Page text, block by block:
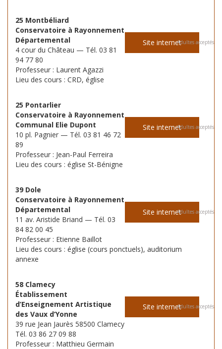
Site internet
25 Montbéliard
Conservatoire à Rayonnement
Départemental
4 cour du Château — Tél. 03 81
94 77 80
Professeur : Laurent Agazzi
Lieu des cours : CRD, église
Adultes acceptés
Site internet
25 Pontarlier
Conservatoire à Rayonnement
Communal Elie Dupont
10 pl. Pagnier — Tél. 03 81 46 72
89
Professeur : Jean-Paul Ferreira
Lieu des cours : église St-Bénigne
Adultes acceptés
Site internet
39 Dole
Conservatoire à Rayonnement
Départemental
11 av. Aristide Briand — Tél. 03
84 82 00 45
Professeur : Etienne Baillot
Lieu des cours : église (cours ponctuels), auditorium
annexe
Adultes acceptés
Site internet
58 Clamecy
Établissement
d’Enseignement Artistique
des Vaux d’Yonne
39 rue Jean Jaurès 58500 Clamecy
Tél. 03 86 27 09 88
Professeur : Matthieu Germain
Adultes acceptés